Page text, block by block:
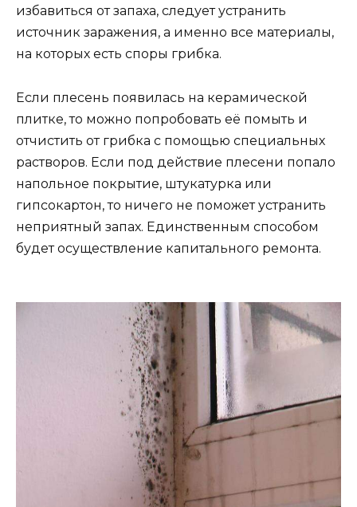
избавиться от запаха, следует устранить
источник заражения, а именно все материалы,
на которых есть споры грибка.
Если плесень появилась на керамической
плитке, то можно попробовать её помыть и
отчистить от грибка с помощью специальных
растворов. Если под действие плесени попало
напольное покрытие, штукатурка или
гипсокартон, то ничего не поможет устранить
неприятный запах. Единственным способом
будет осуществление капитального ремонта.